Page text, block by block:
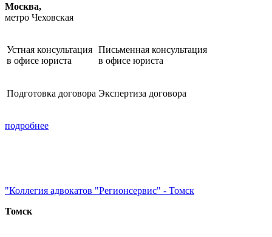
Москва,
метро Чеховская
Устная консультация
в офисе юриста
Письменная консультация
в офисе юриста
Подготовка договора Экспертиза договора
подробнее
"Коллегия адвокатов "Регионсервис" - Томск
Томск